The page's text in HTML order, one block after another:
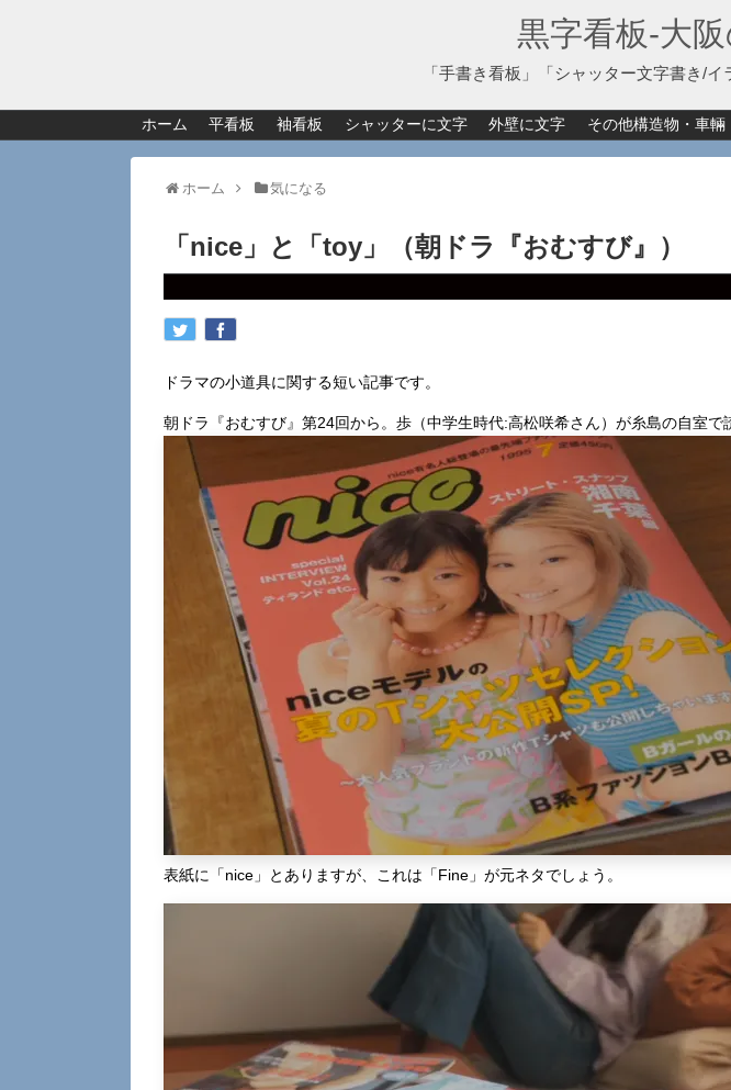
黒字看板‐大
「手書き看板」「シャッター文字書き/
ホーム 平看板 袖看板 シャッターに文字 外壁に文字 その他構造物・車輛
ホーム 気になる
「nice」と「toy」（朝ドラ『おむすび』）
ドラマの小道具に関する短い記事です。
朝ドラ『おむすび』第24回から。歩（中学生時代:高松咲希さん）が糸島の自室で
表紙に「nice」とありますが、これは「Fine」が元ネタでしょう。